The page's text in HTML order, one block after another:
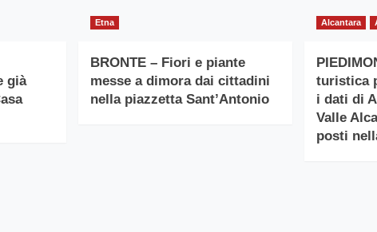
già
Etna
BRONTE – Fiori e piante
messe a dimora dai cittadini
nella piazzetta Sant’Antonio
Alcantara
turistica
i dati di
Valle
posti